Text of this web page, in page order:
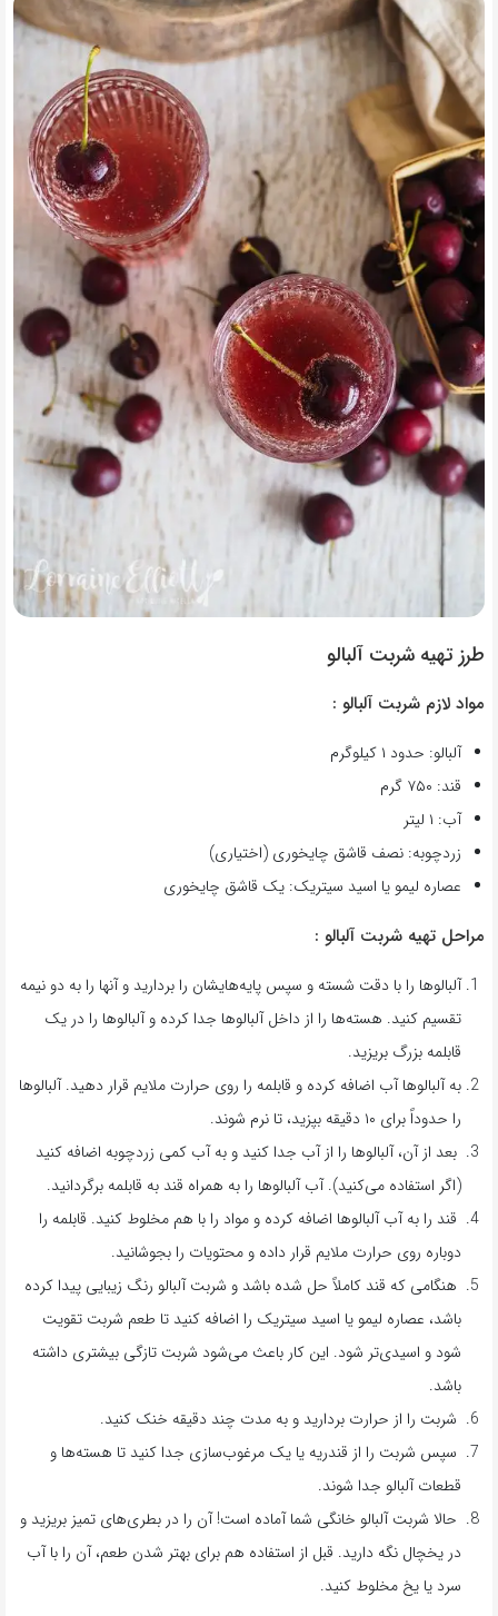
طرز تهیه شربت آلبالو
مواد لازم شربت آلبالو :
آلبالو: حدود ۱ کیلوگرم
قند: ۷۵۰ گرم
آب: ۱ لیتر
زردچوبه: نصف قاشق چایخوری (اختیاری)
عصاره لیمو یا اسید سیتریک: یک قاشق چایخوری
مراحل تهیه شربت آلبالو :
آلبالوها را با دقت شسته و سپس پایه‌هایشان را بردارید و آنها را به دو نیمه
تقسیم کنید. هسته‌ها را از داخل آلبالوها جدا کرده و آلبالوها را در یک
قابلمه بزرگ بریزید.
به آلبالوها آب اضافه کرده و قابلمه را روی حرارت ملایم قرار دهید. آلبالوها
را حدوداً برای ۱۰ دقیقه بپزید، تا نرم شوند.
بعد از آن، آلبالوها را از آب جدا کنید و به آب کمی زردچوبه اضافه کنید
(اگر استفاده می‌کنید). آب آلبالوها را به همراه قند به قابلمه برگردانید.
قند را به آب آلبالوها اضافه کرده و مواد را با هم مخلوط کنید. قابلمه را
دوباره روی حرارت ملایم قرار داده و محتویات را بجوشانید.
هنگامی که قند کاملاً حل شده باشد و شربت آلبالو رنگ زیبایی پیدا کرده
باشد، عصاره لیمو یا اسید سیتریک را اضافه کنید تا طعم شربت تقویت
شود و اسیدی‌تر شود. این کار باعث می‌شود شربت تازگی بیشتری داشته
باشد.
شربت را از حرارت بردارید و به مدت چند دقیقه خنک کنید.
سپس شربت را از قندریه یا یک مرغوب‌سازی جدا کنید تا هسته‌ها و
قطعات آلبالو جدا شوند.
حالا شربت آلبالو خانگی شما آماده است! آن را در بطری‌های تمیز بریزید و
در یخچال نگه دارید. قبل از استفاده هم برای بهتر شدن طعم، آن را با آب
سرد یا یخ مخلوط کنید.